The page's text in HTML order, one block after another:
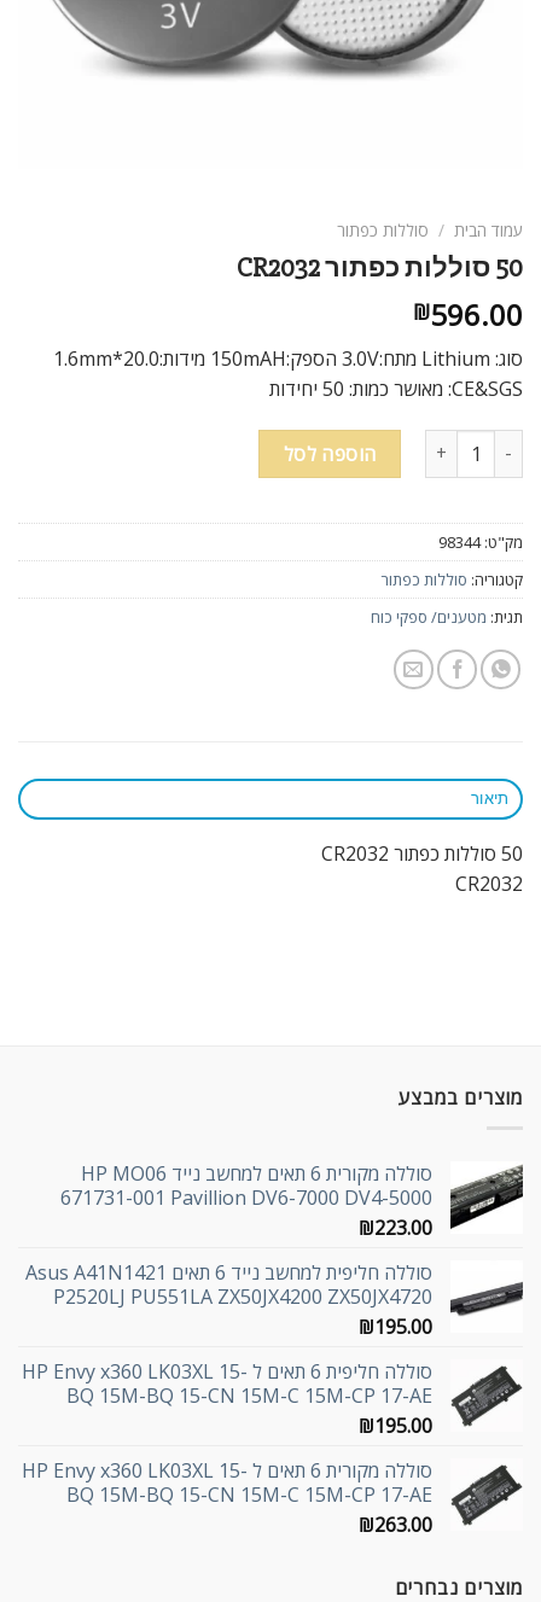
brightness_high
ניגודיות כהה
כל
עמוד הבית / סוללות כפתור
50 סוללות כפתור CR2032
₪596.00
סוג: Lithium מתח:3.0V הספק:150mAH מידות:20.0*1.6mm
CE&SGS: מאושר כמות: 50 יחידות
כמות של 50 סוללות כפתור CR2032 הוספה לסל
מק"ט:98344
קטגוריה: סוללות כפתור
תגית: מטענים/ ספקי כוח
תיאור
50 סוללות כפתור CR2032
CR2032
מוצרים במבצע
סוללה מקורית 6 תאים למחשב נייד HP MO06
671731-001 Pavillion DV6-7000 DV4-5000
₪223.00
סוללה חליפית למחשב נייד 6 תאים Asus A41N1421
P2520LJ PU551LA ZX50JX4200 ZX50JX4720
₪195.00
סוללה חליפית 6 תאים ל HP Envy x360 LK03XL 15-
BQ 15M-BQ 15-CN 15M-C 15M-CP 17-AE
₪195.00
סוללה מקורית 6 תאים ל HP Envy x360 LK03XL 15-
BQ 15M-BQ 15-CN 15M-C 15M-CP 17-AE
₪263.00
מוצרים נבחרים